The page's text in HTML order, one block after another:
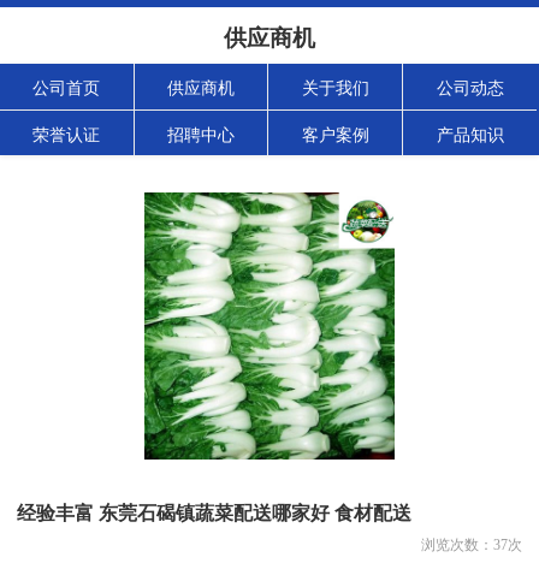
供应商机
公司首页 供应商机 关于我们 公司动态
荣誉认证 招聘中心 客户案例 产品知识
经验丰富 东莞石碣镇蔬菜配送哪家好 食材配送
浏览次数： 37次